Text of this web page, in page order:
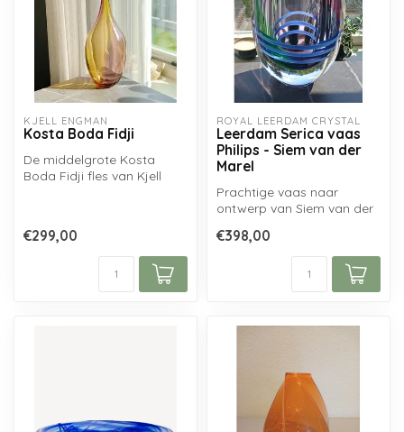
KJELL ENGMAN
Kosta Boda Fidji
De middelgrote Kosta
Boda Fidji fles van Kjell
€299,00
ROYAL LEERDAM CRYSTAL
Leerdam Serica vaas
Philips - Siem van der
Marel
Prachtige vaas naar
ontwerp van Siem van der
Leerdam Cr...
€398,00